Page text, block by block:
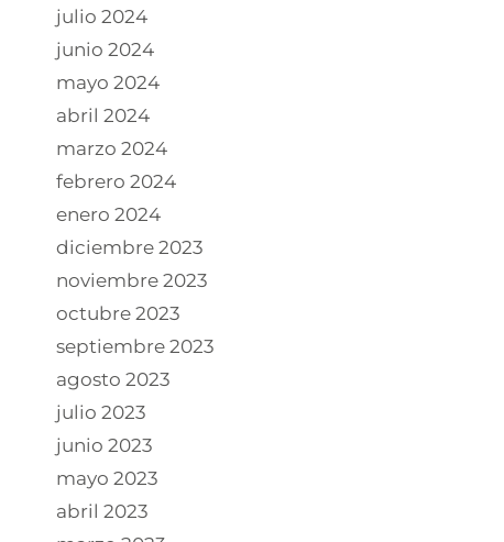
julio 2024
junio 2024
mayo 2024
abril 2024
marzo 2024
febrero 2024
enero 2024
diciembre 2023
noviembre 2023
octubre 2023
septiembre 2023
agosto 2023
julio 2023
junio 2023
mayo 2023
abril 2023